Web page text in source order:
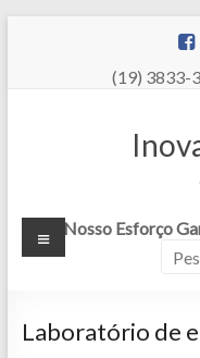
(19)
Nosso Esforço
Menu
Laboratório de